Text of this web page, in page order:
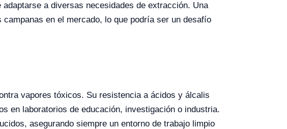
a diversas necesidades de extracción. Una
en el mercado, lo que podría ser un desafío
vapores tóxicos. Su resistencia a ácidos y álcalis
en laboratorios de educación, investigación o industria.
asegurando siempre un entorno de trabajo limpio